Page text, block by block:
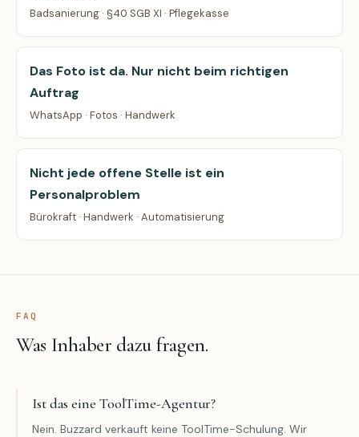
Badsanierung · §40 SGB XI · Pflegekasse
Das Foto ist da. Nur nicht beim richtigen
Auftrag
WhatsApp · Fotos · Handwerk
Nicht jede offene Stelle ist ein
Personalproblem
Bürokraft · Handwerk · Automatisierung
FAQ
Was Inhaber dazu fragen.
Ist das eine ToolTime-Agentur?
Nein. Buzzard verkauft keine ToolTime-Schulung. Wir